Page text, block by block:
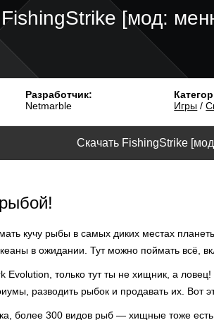
FishingStrike [мод:
Разработчик:
Netmarble
Игры /
Скачать FishingStrike
кучу рыбы в самых диких местах
в ожидании. Тут можно поймать всё,
Evolution, только тут ты не хищник, а
разводить рыбок и продавать их. Вот
более 300 видов рыб — хищные тоже